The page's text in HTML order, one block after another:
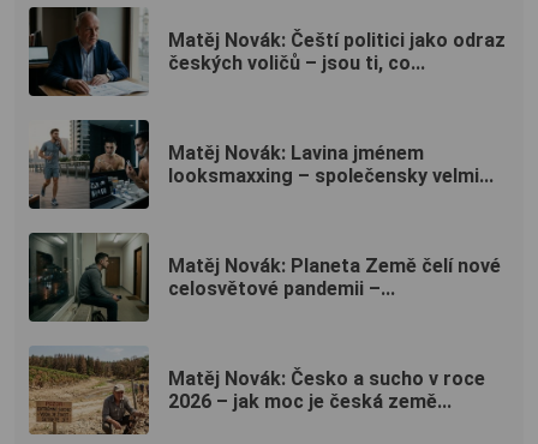
Matěj Novák: Čeští politici jako odraz
českých voličů – jsou ti, co...
Matěj Novák: Lavina jménem
looksmaxxing – společensky velmi...
Matěj Novák: Planeta Země čelí nové
celosvětové pandemii –...
Matěj Novák: Česko a sucho v roce
2026 – jak moc je česká země...